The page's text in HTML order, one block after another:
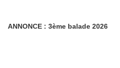
ANNONCE : 3ème balade 2026